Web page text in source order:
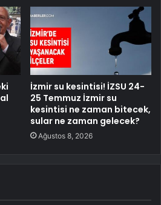
İzmir su kesintisi! İZSU 24-
25 Temmuz İzmir su
kesintisi ne zaman bitecek,
sular ne zaman gelecek?
Ağustos 8, 2026